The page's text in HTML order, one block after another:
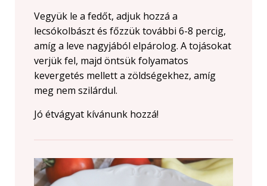
Vegyük le a fedőt, adjuk hozzá a
lecsókolbászt és főzzük további 6-8 percig,
amíg a leve nagyjából elpárolog. A tojásokat
verjük fel, majd öntsük folyamatos
kevergetés mellett a zöldségekhez, amíg
meg nem szilárdul.
Jó étvágyat kívánunk hozzá!